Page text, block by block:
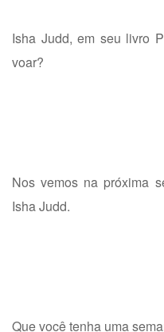
Isha Judd, em seu livro
voar?
Nos vemos na próxima
Isha Judd.
Que você tenha uma